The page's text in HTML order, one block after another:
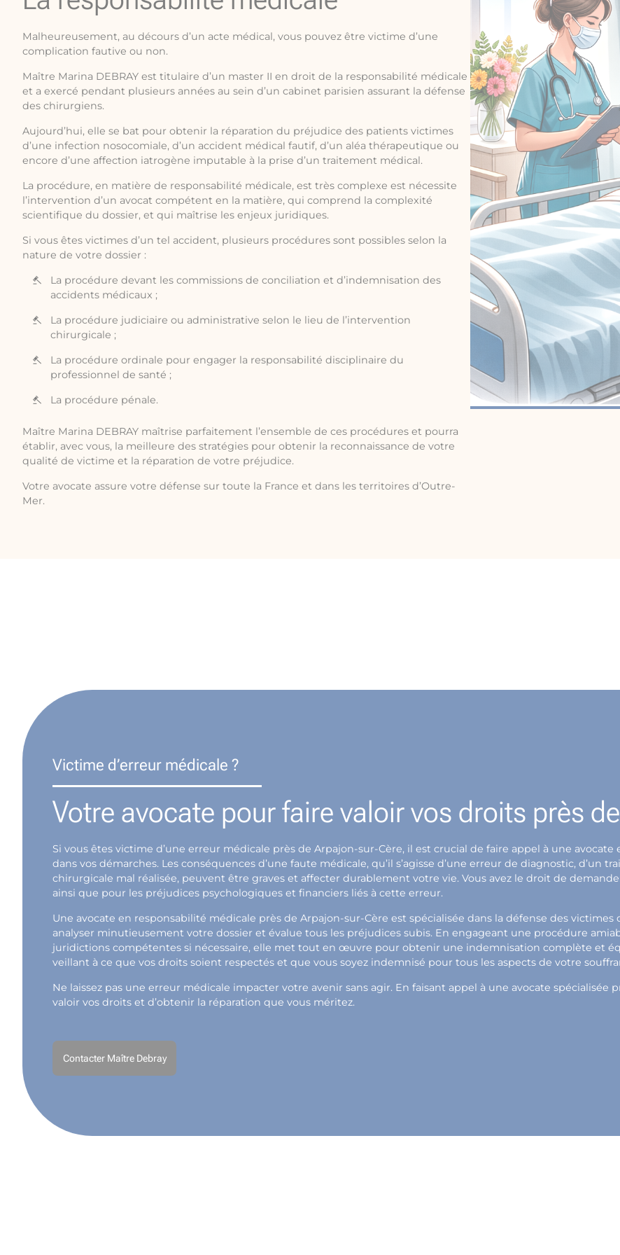
Malheureusement, au décours d’un acte médical, vous pouvez être victime d’une
complication fautive ou non.
Maître Marina DEBRAY est titulaire d’un master II en droit de la responsabilité médicale
et a exercé pendant plusieurs années au sein d’un cabinet parisien assurant la défense
des chirurgiens.
Aujourd’hui, elle se bat pour obtenir la réparation du préjudice des patients victimes
d’une infection nosocomiale, d’un accident médical fautif, d’un aléa thérapeutique ou
encore d’une affection iatrogène imputable à la prise d’un traitement médical.
La procédure, en matière de responsabilité médicale, est très complexe est nécessite
l’intervention d’un avocat compétent en la matière, qui comprend la complexité
scientifique du dossier, et qui maîtrise les enjeux juridiques.
Si vous êtes victimes d’un tel accident, plusieurs procédures sont possibles selon la
nature de votre dossier :
La procédure devant les commissions de conciliation et d’indemnisation des
accidents médicaux ;
La procédure judiciaire ou administrative selon le lieu de l’intervention
chirurgicale ;
La procédure ordinale pour engager la responsabilité disciplinaire du
professionnel de santé ;
La procédure pénale.
Maître Marina DEBRAY maîtrise parfaitement l’ensemble de ces procédures et pourra
établir, avec vous, la meilleure des stratégies pour obtenir la reconnaissance de votre
qualité de victime et la réparation de votre préjudice.
Votre avocate assure votre défense sur toute la France et dans les territoires d’Outre-
Mer.
Victime d’erreur médicale ?
Votre avocate pour faire valoir vos droits près
Si vous êtes victime d’une erreur médicale près de Arpajon-sur-Cère, il est crucial de faire appel à une
dans vos démarches. Les conséquences d’une faute médicale, qu’il s’agisse d’une erreur de diagnostic, d’un
chirurgicale mal réalisée, peuvent être graves et affecter durablement votre vie. Vous avez le droit de
ainsi que pour les préjudices psychologiques et financiers liés à cette erreur.
Une avocate en responsabilité médicale près de Arpajon-sur-Cère est spécialisée dans la défense des
analyser minutieusement votre dossier et évalue tous les préjudices subis. En engageant une procédure
juridictions compétentes si nécessaire, elle met tout en œuvre pour obtenir une indemnisation complète et
veillant à ce que vos droits soient respectés et que vous soyez indemnisé pour tous les aspects de votre
Ne laissez pas une erreur médicale impacter votre avenir sans agir. En faisant appel à une avocate spécialisée
valoir vos droits et d’obtenir la réparation que vous méritez.
Contacter Maître Debray